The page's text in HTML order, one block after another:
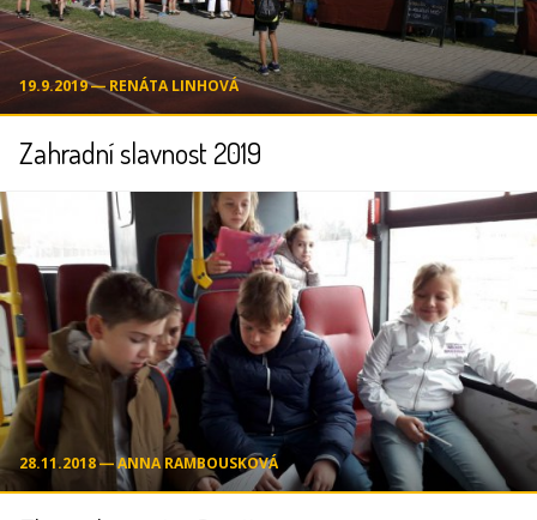
19.9.2019 ― RENÁTA LINHOVÁ
Zahradní slavnost 2019
28.11.2018 ― ANNA RAMBOUSKOVÁ